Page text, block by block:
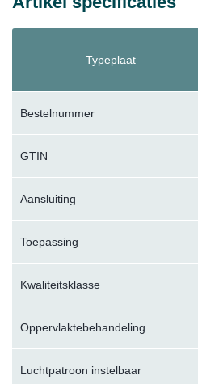
Typeplaat
Bestelnummer
GTIN
Aansluiting
Toepassing
Kwaliteitsklasse
Oppervlaktebehandeling
Luchtpatroon instelbaar